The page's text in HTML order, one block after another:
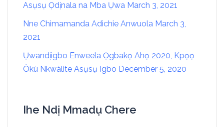
Asụsụ Ọdịnala na Mba Ụwa March 3, 2021
Nne Chimamanda Adichie Anwuola March 3,
2021
Ụwandịigbo Enweela Ọgbakọ Ahọ 2020, Kpọọ
Òkù Nkwàlite Asụsụ Igbo December 5, 2020
Ihe Ndị Mmadụ Chere